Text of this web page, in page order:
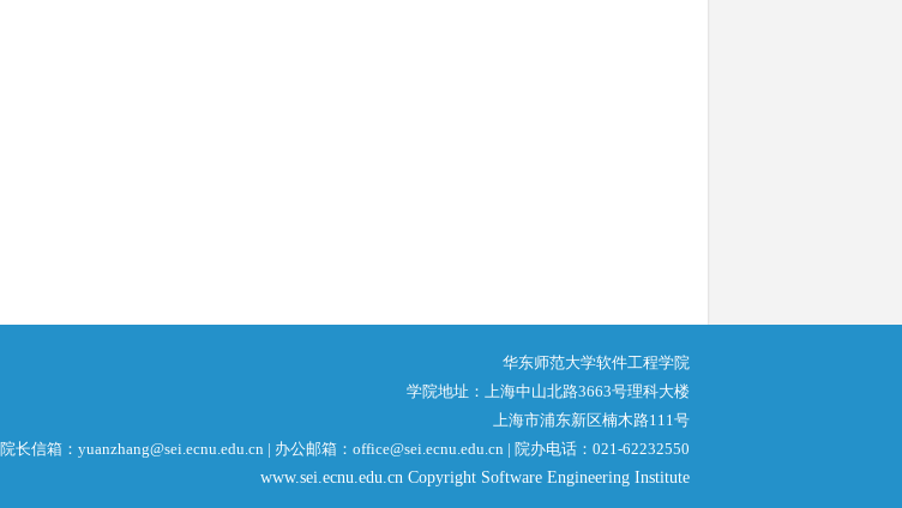
华东师范大学软件工程学院
学院地址：上海中山北路3663号理科大楼
上海市浦东新区楠木路111号
院长信箱：yuanzhang@sei.ecnu.edu.cn | 办公邮箱：office@sei.ecnu.edu.cn | 院办电话：021-62232550
www.sei.ecnu.edu.cn Copyright Software Engineering Institute